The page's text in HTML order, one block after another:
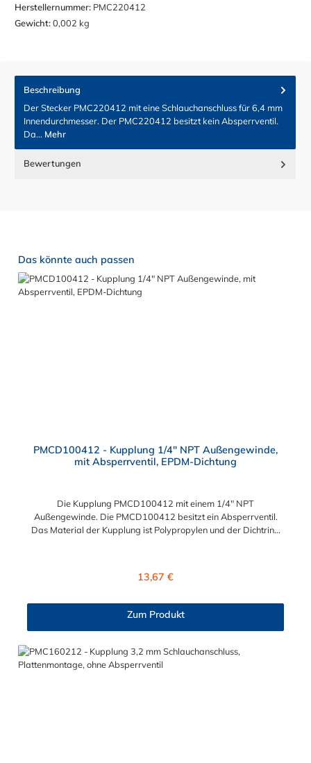
Herstellernummer: PMC220412
Gewicht:0,002 kg
Beschreibung
Der Stecker PMC220412 mit eine Schlauchanschluss für 6,4 mm
Innendurchmesser. Der PMC220412 besitzt kein Absperrventil.
Da… Mehr
Bewertungen
Produktgalerie überspringen
Das könnte auch passen
PMCD100412 - Kupplung 1/4" NPT Außengewinde,
mit Absperrventil, EPDM-Dichtung
Die Kupplung PMCD100412 mit einem 1/4" NPT
Außengewinde. Die PMCD100412 besitzt ein Absperrventil.
Das Material der Kupplung ist Polypropylen und der Dichtring
Regulärer Preis:
13,67 €
Zum Produkt